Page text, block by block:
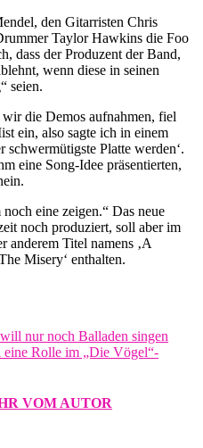
den Gitarristen Chris
Taylor Hawkins die Foo
dass der Produzent der Band,
wenn diese in seinen
seien.
die Demos aufnahmen, fiel
ein, also sagte ich in einem
Platte werden‘.
eine Song-Idee präsentierten,
eine zeigen.“ Das neue
noch produziert, soll aber im
anderem Titel namens ‚A
Misery‘ enthalten.
nur noch Balladen singen
Rolle im „Die Vögel“-
VOM AUTOR